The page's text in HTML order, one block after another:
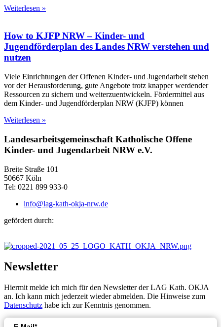
Weiterlesen »
How to KJFP NRW – Kinder- und
Jugendförderplan des Landes NRW verstehen und
nutzen
Viele Einrichtungen der Offenen Kinder- und Jugendarbeit stehen
vor der Herausforderung, gute Angebote trotz knapper werdender
Ressourcen zu sichern und weiterzuentwickeln. Fördermittel aus
dem Kinder- und Jugendförderplan NRW (KJFP) können
Weiterlesen »
Landesarbeitsgemeinschaft Katholische Offene
Kinder- und Jugendarbeit NRW e.V.
Breite Straße 101
50667 Köln
Tel: 0221 899 933-0
info@lag-kath-okja-nrw.de
gefördert durch:
Newsletter
Hiermit melde ich mich für den Newsletter der LAG Kath. OKJA
an. Ich kann mich jederzeit wieder abmelden. Die Hinweise zum
Datenschutz habe ich zur Kenntnis genommen.